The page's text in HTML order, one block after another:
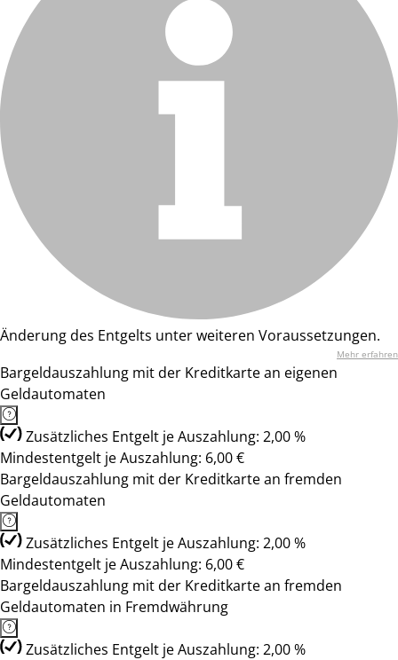
Änderung des Entgelts unter weiteren Voraussetzungen.
Mehr erfahren
Bargeldauszahlung mit der Kreditkarte an eigenen
Geldautomaten
Zusätzliches Entgelt je Auszahlung: 2,00 %
Mindestentgelt je Auszahlung: 6,00 €
Bargeldauszahlung mit der Kreditkarte an fremden
Geldautomaten
Zusätzliches Entgelt je Auszahlung: 2,00 %
Mindestentgelt je Auszahlung: 6,00 €
Bargeldauszahlung mit der Kreditkarte an fremden
Geldautomaten in Fremdwährung
Zusätzliches Entgelt je Auszahlung: 2,00 %